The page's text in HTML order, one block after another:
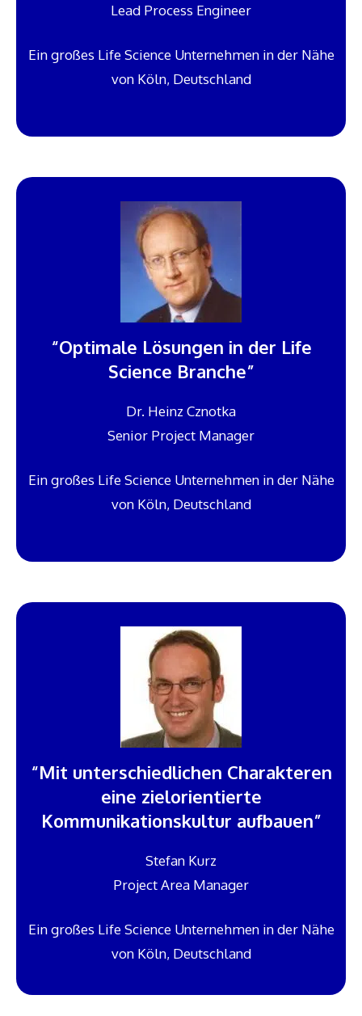
Lead Process Engineer
Ein großes Life Science Unternehmen in der Nähe
von Köln, Deutschland
“Optimale Lösungen in der Life
Science Branche”
Dr. Heinz Cznotka
Senior Project Manager
Ein großes Life Science Unternehmen in der Nähe
von Köln, Deutschland
“Mit unterschiedlichen Charakteren
eine zielorientierte
Kommunikationskultur aufbauen”
Stefan Kurz
Project Area Manager
Ein großes Life Science Unternehmen in der Nähe
von Köln, Deutschland